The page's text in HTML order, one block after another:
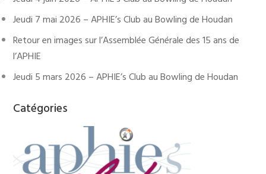
Jeudi 7 mai 2026 – APHIE’s Club au Bowling de Houdan
Retour en images sur l’Assemblée Générale des 15 ans de
l’APHIE
Jeudi 5 mars 2026 – APHIE’s Club au Bowling de Houdan
Catégories